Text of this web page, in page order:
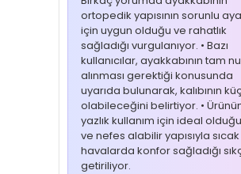
ortopedik yapısının sorunlu
için uygun olduğu ve rahatlık
sağladığı vurgulanıyor. • Bazı
kullanıcılar, ayakkabının tam
alınması gerektiği konusunda
uyarıda bulunarak, kalıbının
olabileceğini belirtiyor. •
yazlık kullanım için ideal
ve nefes alabilir yapısıyla sıcak
havalarda konfor sağladığı
getiriliyor.